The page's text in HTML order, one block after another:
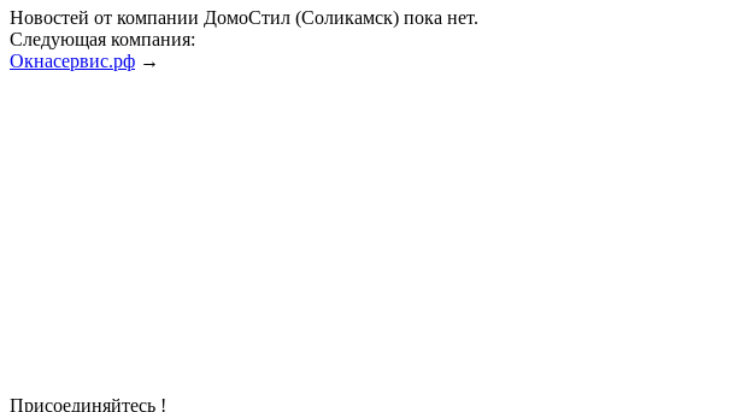
Новостей от компании ДомоСтил (Соликамск) пока нет.
Следующая компания:
Окнасервис.рф →
Присоединяйтесь !